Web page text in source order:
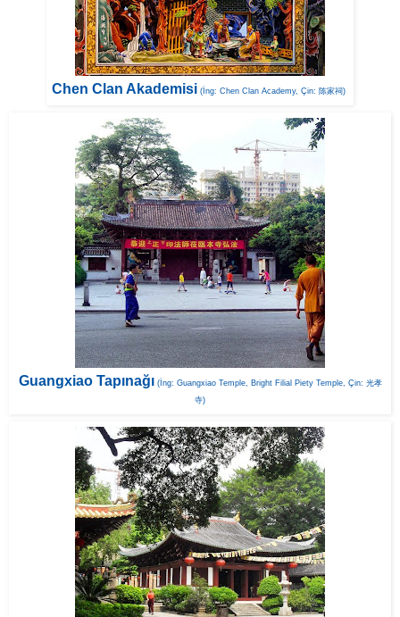
Chen Clan Akademisi (İng: Chen Clan Academy, Çin: 陈家祠)
Guangxiao Tapınağı (İng: Guangxiao Temple, Bright Filial Piety Temple, Çin: 光孝
寺)